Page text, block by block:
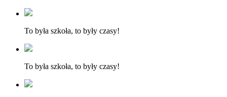
To była szkoła, to były czasy!
To była szkoła, to były czasy!